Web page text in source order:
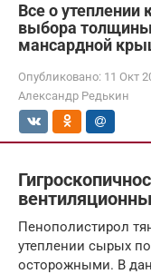
Все о
выбора
мансардной
Опубликовано: 11 Окт
Александр Редькин
Пенополистирол
утеплении сырых
осторожными. В